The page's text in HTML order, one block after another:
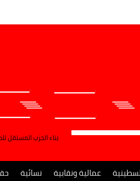
بناء الحزب المستقل
عمالية ونقابية نسائية